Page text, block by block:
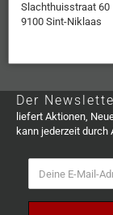
Slachthuisstraat 60
9100 Sint-Niklaas
Der
liefert Aktionen,
kann jederzeit durch